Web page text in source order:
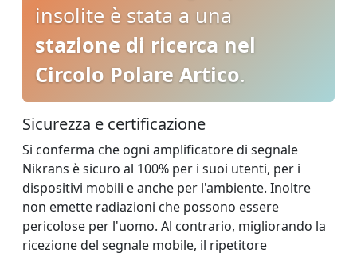
insolite è stata a una
stazione di ricerca nel
Circolo Polare Artico.
Sicurezza e certificazione
Si conferma che ogni amplificatore di segnale
Nikrans è sicuro al 100% per i suoi utenti, per i
dispositivi mobili e anche per l'ambiente. Inoltre
non emette radiazioni che possono essere
pericolose per l'uomo. Al contrario, migliorando la
ricezione del segnale mobile, il ripetitore